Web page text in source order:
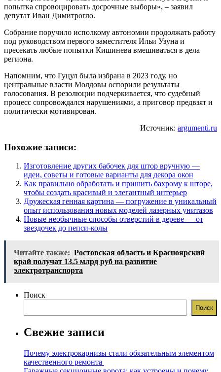
попытка спровоцировать досрочные выборы», – заявил
депутат Иван Димитрогло.
Собрание поручило исполкому автономии продолжать работу
под руководством первого заместителя Ильи Узуна и
пресекать любые попытки Кишинева вмешиваться в дела
региона.
Напомним, что Гуцул была избрана в 2023 году, но
центральные власти Молдовы оспорили результаты
голосования. В резолюции подчеркивается, что судебный
процесс сопровождался нарушениями, а приговор предвзят и
политически мотивирован.
Источник: argumenti.ru
Похожие записи:
Изготовление других бабочек для штор вручную —
идеи, советы и готовые варианты для декора окон
Как правильно обработать и пришить бахрому к шторе,
чтобы создать красивый и элегантный интерьер
Дружеская генная картина — погружение в уникальный
опыт использования новых моделей лазерных унитазов
Новые необычные способы отверстий в дереве — от
звездочек до пепси-колы
Читайте также: Ростовская область и Красноярский
край получат 13,5 млрд руб на развитие
электротранспорта
Поиск
Поиск
Свежие записи
Почему электрокарнизы стали обязательным элементом
качественного ремонта